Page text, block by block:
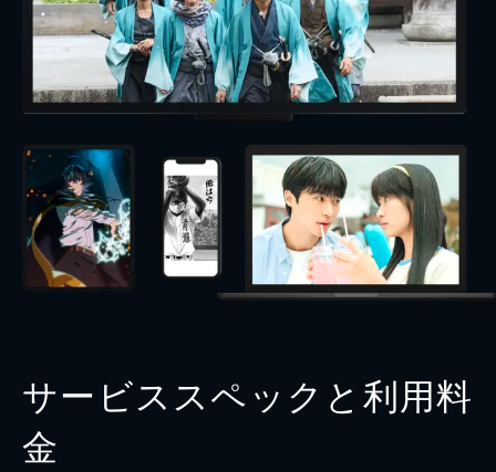
サービススペックと利用料
金